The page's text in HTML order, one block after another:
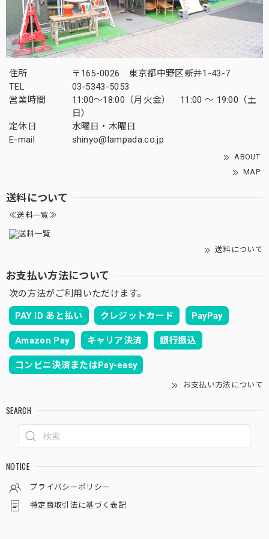
住所
〒165-0026 東京都中野区新井1-43-7
TEL
03-5343-5053
営業時間
11:00～18:00（月火金） 11:00 ～ 19:00（土
日）
定休日
水曜日・木曜日
E-mail
shinyo@lampada.co.jp
ABOUT
MAP
送料について
≪送料一覧≫
送料について
お支払い方法について
次の方法がご利用いただけます。
PAY ID あと払い クレジットカード PayPay
Amazon Pay キャリア決済 銀行振込
コンビニ決済またはPay-easy
お支払い方法について
SEARCH
NOTICE
プライバシーポリシー
特定商取引法に基づく表記